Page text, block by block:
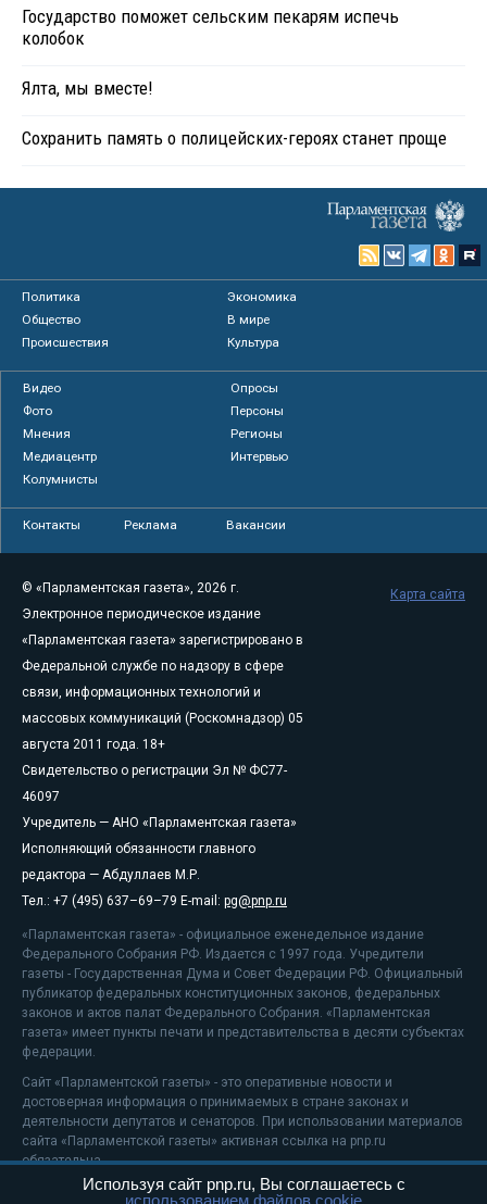
Государство поможет сельским пекарям испечь
колобок
Ялта, мы вместе!
Сохранить память о полицейских-героях станет проще
Политика
Экономика
Общество
В мире
Происшествия
Культура
Видео
Опросы
Фото
Персоны
Мнения
Регионы
Медиацентр
Интервью
Колумнисты
Контакты Реклама Вакансии
© «Парламентская газета», 2026 г.
Электронное периодическое издание
«Парламентская газета» зарегистрировано в
Федеральной службе по надзору в сфере
связи, информационных технологий и
массовых коммуникаций (Роскомнадзор) 05
августа 2011 года. 18+
Свидетельство о регистрации Эл № ФС77-
46097
Учредитель — АНО «Парламентская газета»
Исполняющий обязанности главного
редактора — Абдуллаев М.Р.
Тел.: +7 (495) 637–69–79 E-mail: pg@pnp.ru
«Парламентская газета» - официальное еженедельное издание
Федерального Собрания РФ. Издается с 1997 года. Учредители
газеты - Государственная Дума и Совет Федерации РФ. Официальный
публикатор федеральных конституционных законов, федеральных
законов и актов палат Федерального Собрания. «Парламентская
газета» имеет пункты печати и представительства в десяти субъектах
федерации.
Сайт «Парламентской газеты» - это оперативные новости и
достоверная информация о принимаемых в стране законах и
деятельности депутатов и сенаторов. При использовании материалов
сайта «Парламентской газеты» активная ссылка на pnp.ru
обязательна.
На информационном ресурсе применяютсярекомендательные
Карта сайта
Используя сайт pnp.ru, Вы соглашаетесь с
использованием файлов cookie